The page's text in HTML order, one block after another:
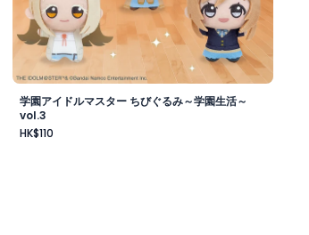
学園アイドルマスター ちびぐるみ～学園生活～
vol.3
HK$110